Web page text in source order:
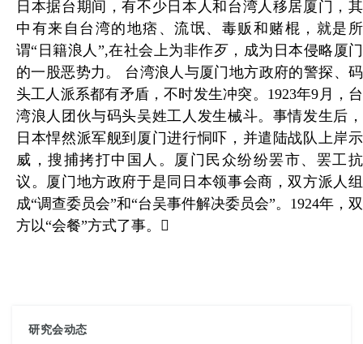
日本据台期间，有不少日本人和台湾人移居厦门，其
中有来自台湾的地痞、流氓、毒贩和赌棍， 就是所
谓“日籍浪人”,在社会上为非作歹，成为日本侵略厦门
的一股恶势力。 台湾浪人与厦门地方政府的警探、码
头工人派系都有矛盾，不时发生冲突。1923年9月，台
湾浪人团伙与码头吴姓工人发生械斗。事情发生后，
日本悍然派军舰到厦门进行恫吓，并遣陆战队上岸示
威，搜捕拷打中国人。厦门民众纷纷罢市、罢工抗
议。厦门地方政府于是同日本领事会商，双方派人组
成“调查委员会”和“台吴事件解决委员会”。1924年，双
方以“会餐”方式了事。
研究会动态